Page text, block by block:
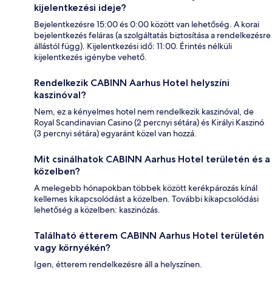
kijelentkezési ideje?
Bejelentkezésre 15:00 és 0:00 között van lehetőség. A korai
bejelentkezés feláras (a szolgáltatás biztosítása a rendelkezésre
állástól függ). Kijelentkezési idő: 11:00. Érintés nélküli
kijelentkezés igénybe vehető.
Rendelkezik CABINN Aarhus Hotel helyszíni
kaszinóval?
Nem, ez a kényelmes hotel nem rendelkezik kaszinóval, de
Royal Scandinavian Casino (2 percnyi sétára) és Királyi Kaszinó
(3 percnyi sétára) egyaránt közel van hozzá.
Mit csinálhatok CABINN Aarhus Hotel területén és a
közelben?
A melegebb hónapokban többek között kerékpározás kínál
kellemes kikapcsolódást a közelben. További kikapcsolódási
lehetőség a közelben: kaszinózás.
Található étterem CABINN Aarhus Hotel területén
vagy környékén?
Igen, étterem rendelkezésre áll a helyszínen.